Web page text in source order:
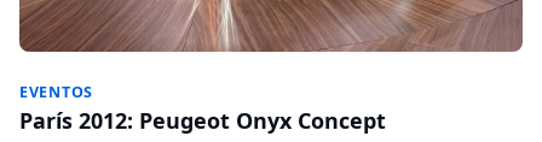
EVENTOS
París 2012: Peugeot Onyx Concept